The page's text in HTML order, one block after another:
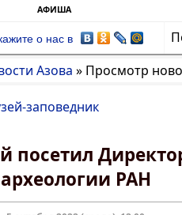
АФИША
о нас в
Азова » Просмотр
заповедник
посетил
археологии РАН